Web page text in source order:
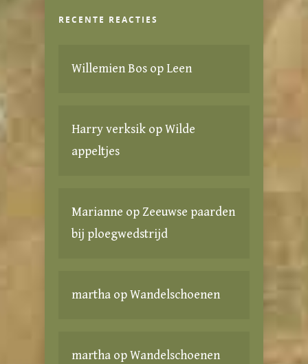
RECENTE REACTIES
Willemien Bos opLeen
Harry verksik opWilde
appeltjes
Marianne opZeeuwse paarden
bij ploegwedstrijd
martha opWandelschoenen
martha opWandelschoenen